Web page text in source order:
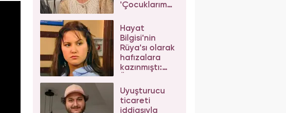
'Çocuklarım
diyerek gelen
eleştirilere
yanıt verdi
Hayat
Bilgisi'nin
Rüya'sı olarak
hafızalara
kazınmıştı:
oyuncunun
değişimi şoke
etti
Uyuşturucu
ticareti
iddiasıyla